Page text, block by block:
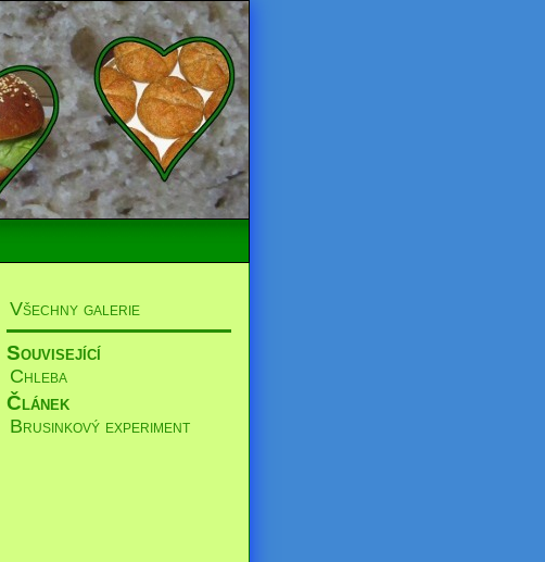
Všechny galerie
Související
Chleba
Článek
Brusinkový experiment